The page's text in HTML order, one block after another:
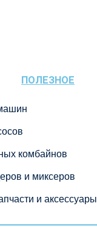
ПОЛЕЗНОЕ
комбайнов
и миксеров
и аксессуары